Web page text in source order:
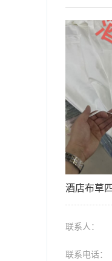
酒店布草
联系人：
联系电话：